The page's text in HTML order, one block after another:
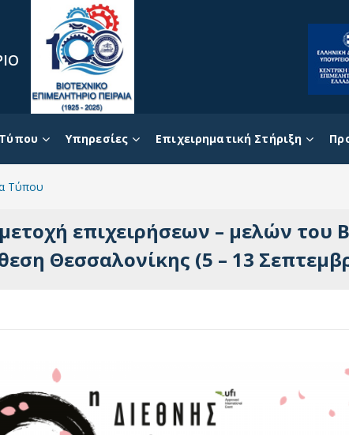
Υπηρεσίες Επιχειρηματική Στήριξη
Τύπου
επιχειρήσεων – μελών του
Θεσσαλονίκης (5 – 13